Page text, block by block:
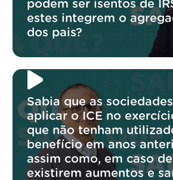
podem ser isentos de
estes integrem o
dos pais?
Sabia que as
aplicar o ICE no
que não tenham
benefício em anos
assim como, em caso
existirem aumentos e